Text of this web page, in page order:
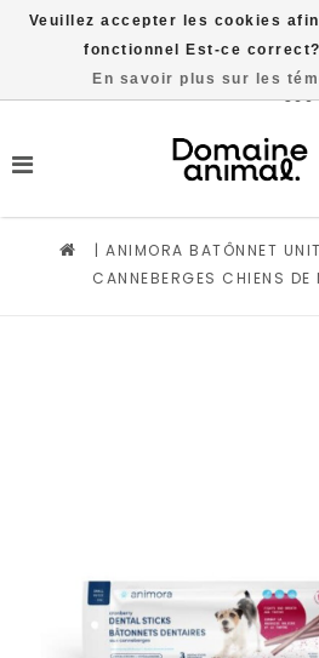
569
|ANIMORA BATÔNNET
CANNEBERGES CHIENS
Veuillez accepter les cookies
fonctionnel Est-ce correct?
En savoir plus sur les
Livraison gratuite à